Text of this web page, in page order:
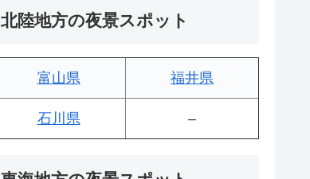
北陸地方の夜景スポット
富山県 福井県
石川県 –